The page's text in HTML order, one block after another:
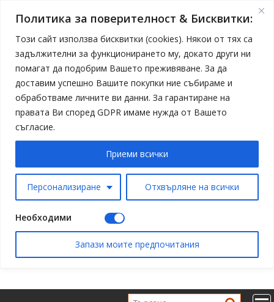
Политика за поверителност & Бисквитки:
Този сайт използва бисквитки (cookies). Някои от тях са
задължителни за функционирането му, докато други ни
помагат да подобрим Вашето преживяване. За да
доставим успешно Вашите покупки ние събираме и
обработваме личните ви данни. За гарантиране на
правата Ви според GDPR имаме нужда от Вашето
съгласие.
Персонализиране Отхвърляне на всички
Приеми всички
Необходими
Запази моите предпочитания
to